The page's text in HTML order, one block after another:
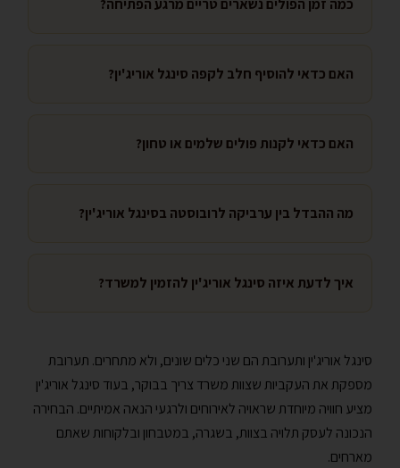
כמה זמן הפולים נשארים טריים מרגע הפתיחה?
האם כדאי להוסיף חלב לקפה סינגל אוריג'ין?
האם כדאי לקנות פולים שלמים או טחון?
מה ההבדל בין ערביקה לרובוסטה בסינגל אוריג'ין?
איך לדעת איזה סינגל אוריג'ין להזמין למשרד?
סינגל אוריג'ין ותערובת הם שני כלים שונים, ולא מתחרים. תערובת
מספקת את העקביות שצוות משרד צריך בבוקר, בעוד סינגל אוריג'ין
מציע חוויה מיוחדת שראויה לאירוחים ולרגעי הנאה אמיתיים. הבחירה
הנכונה לעסק תלויה בצוות, בשגרה, במטבחון ובלקוחות שאתם
מארחים.